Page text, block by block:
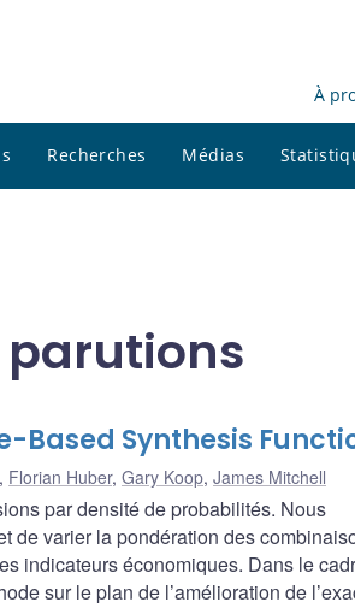
À
Recherches Médias
parutions
Based Synthesis
, Florian Huber, Gary Koop, James Mitchell
par densité de probabilités. Nous
de varier la pondération des
indicateurs économiques. Dans le
sur le plan de l’amélioration de